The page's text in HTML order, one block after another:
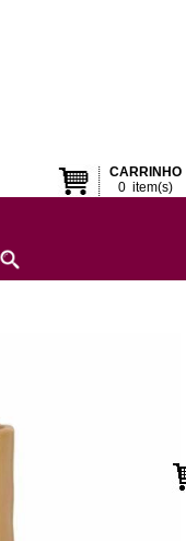
CARRINHO
0item(s)